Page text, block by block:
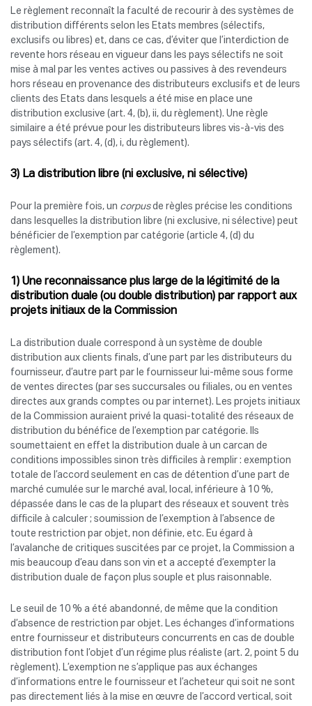
Le règlement reconnaît la faculté de recourir à des systèmes de
distribution différents selon les Etats membres (sélectifs,
exclusifs ou libres) et, dans ce cas, d’éviter que l’interdiction de
revente hors réseau en vigueur dans les pays sélectifs ne soit
mise à mal par les ventes actives ou passives à des revendeurs
hors réseau en provenance des distributeurs exclusifs et de leurs
clients des Etats dans lesquels a été mise en place une
distribution exclusive (art. 4, (b), ii, du règlement). Une règle
similaire a été prévue pour les distributeurs libres vis-à-vis des
pays sélectifs (art. 4, (d), i, du règlement).
3) La distribution libre (ni exclusive, ni sélective)
Pour la première fois, un corpusde règles précise les conditions
dans lesquelles la distribution libre (ni exclusive, ni sélective) peut
bénéficier de l’exemption par catégorie (article 4, (d) du
règlement).
1) Une reconnaissance plus large de la légitimité de la
distribution duale (ou double distribution) par rapport aux
projets initiaux de la Commission
La distribution duale correspond à un système de double
distribution aux clients finals, d’une part par les distributeurs du
fournisseur, d’autre part par le fournisseur lui-même sous forme
de ventes directes (par ses succursales ou filiales, ou en ventes
directes aux grands comptes ou par internet). Les projets initiaux
de la Commission auraient privé la quasi-totalité des réseaux de
distribution du bénéfice de l’exemption par catégorie. Ils
soumettaient en effet la distribution duale à un carcan de
conditions impossibles sinon très difficiles à remplir : exemption
totale de l’accord seulement en cas de détention d’une part de
marché cumulée sur le marché aval, local, inférieure à 10 %,
dépassée dans le cas de la plupart des réseaux et souvent très
difficile à calculer ; soumission de l’exemption à l’absence de
toute restriction par objet, non définie, etc. Eu égard à
l’avalanche de critiques suscitées par ce projet, la Commission a
mis beaucoup d’eau dans son vin et a accepté d’exempter la
distribution duale de façon plus souple et plus raisonnable.
Le seuil de 10 % a été abandonné, de même que la condition
d’absence de restriction par objet. Les échanges d’informations
entre fournisseur et distributeurs concurrents en cas de double
distribution font l’objet d’un régime plus réaliste (art. 2, point 5 du
règlement). L’exemption ne s’applique pas aux échanges
d’informations entre le fournisseur et l’acheteur qui soit ne sont
pas directement liés à la mise en œuvre de l’accord vertical, soit